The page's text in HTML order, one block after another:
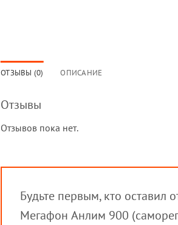
ОТЗЫВЫ (0) ОПИСАНИЕ
Отзывы
Отзывов пока нет.
Будьте первым, кто оставил
Мегафон Анлим 900